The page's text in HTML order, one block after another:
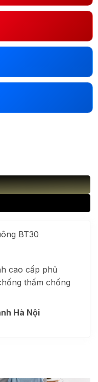
BT30
cao cấp phủ
thấm chống
Hà Nội